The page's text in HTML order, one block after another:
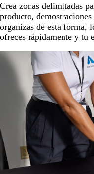
Crea zonas delimitadas
producto,
organizas de esta forma,
ofreces rápidamente y tu